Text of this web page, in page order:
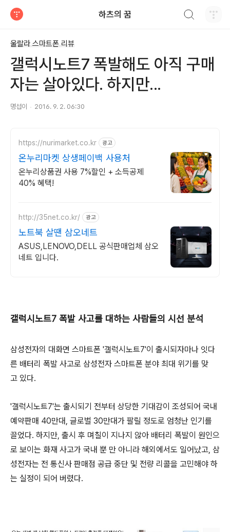
하츠의 꿈
울랄라 스마트폰 리뷰
갤럭시노트7 폭발해도 아직 구매
자는 살아있다. 하지만...
명섭이 2016. 9. 2. 06:30
https://nurimarket.co.kr 광고
온누리마켓 상생페이백 사용처
온누리상품권 사용 7%할인 + 소득공제
40% 혜택!
http://35net.co.kr/ 광고
노트북 살땐 삼오네트
ASUS,LENOVO,DELL 공식판매업체 삼오
네트 입니다.
갤럭시노트7 폭발 사고를 대하는 사람들의 시선 분석
삼성전자의 대화면 스마트폰 '갤럭시노트7'이 출시되자마나 잇다
른 배터리 폭발 사고로 삼성전자 스마트폰 분야 최대 위기를 맞
고 있다.
'갤럭시노트7'는 출시되기 전부터 상당한 기대감이 조성되어 국내
예약판매 40만대, 글로벌 30만대가 팔릴 정도로 엄청난 인기를
끌었다. 하지만, 출시 후 며칠이 지나지 않아 배터리 폭발이 원인으
로 보이는 화재 사고가 국내 뿐 만 아니라 해외에서도 일어났고, 삼
성전자는 전 통신사 판매점 공급 중단 및 전량 리콜을 고민해야 하
는 실정이 되어 버렸다.